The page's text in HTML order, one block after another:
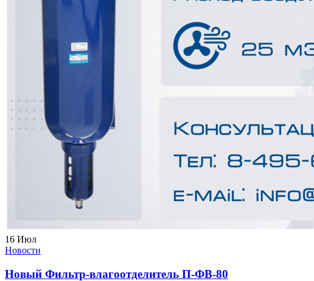
16 Июл
Новости
Новый Фильтр-влагоотделитель П-ФВ-80